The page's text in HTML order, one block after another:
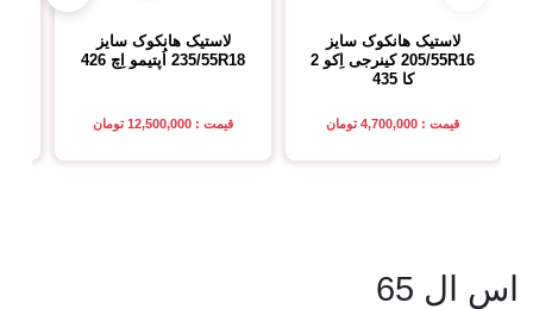
لاستیک هانکوک سایز
205/55R16
کینرجی اِکو 2
کا 435
قیمت : 4,700,000 تومان
لاستیک هانکوک سایز
235/55R18 اُپتیمو اِچ 426
قیمت : 12,500,000 تومان
اس ال 65